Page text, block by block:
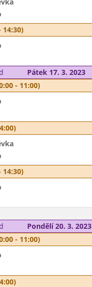
14:30)
Pátek 17. 3. 2023
- 11:00)
14:30)
Pondělí 20. 3. 2023
- 11:00)